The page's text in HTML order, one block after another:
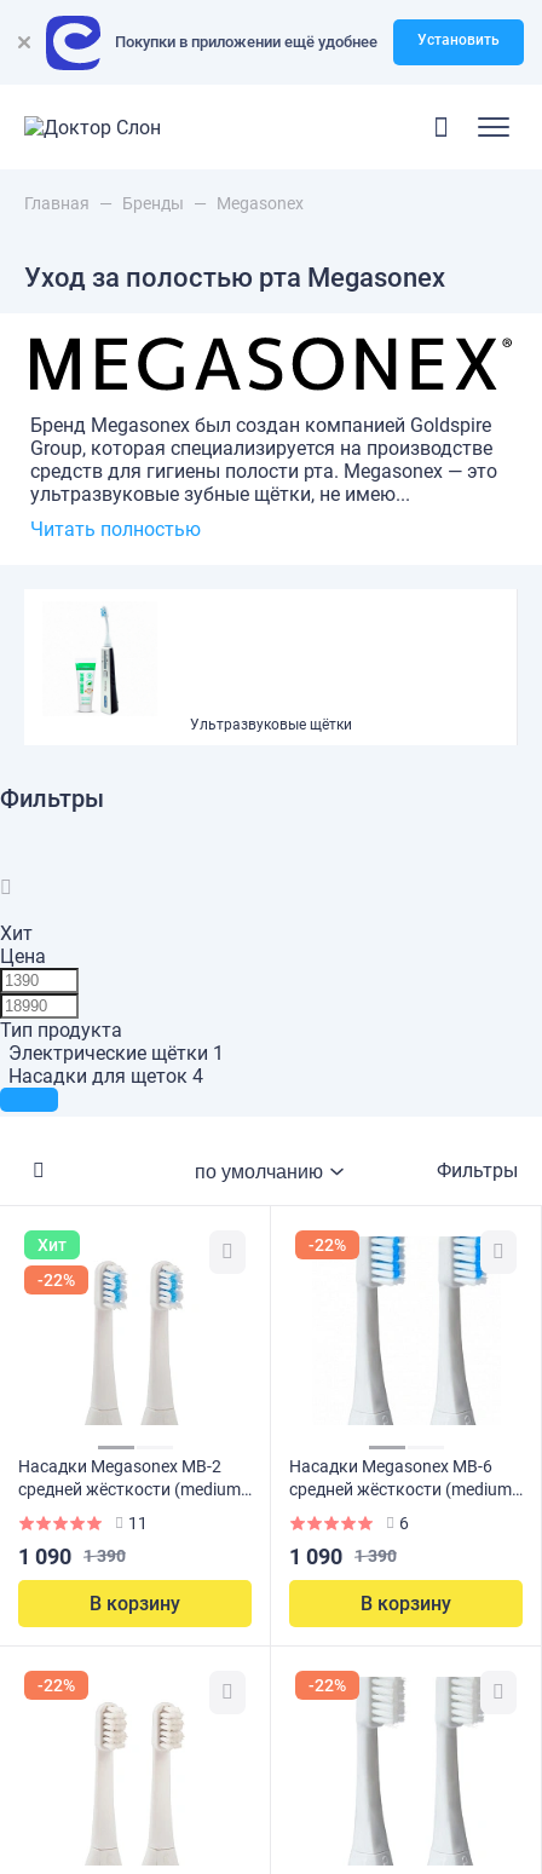
Покупки в приложении ещё удобнее Установить
Главная — Бренды — Megasonex
Уход за полостью рта Megasonex
Бренд Megasonex был создан компанией Goldspire
Group, которая специализируется на производстве
средств для гигиены полости рта. Megasonex — это
ультразвуковые зубные щётки, не имею...
Читать полностью
Ультразвуковые щётки
Фильтры
Хит
Цена
Тип продукта
Электрические щётки 1
Насадки для щеток 4
Фильтры
Хит
-22%
Насадки Megasonex MB-2
средней жёсткости (medium)
2 шт.
11
1 390
1 090
В корзину
-22%
Насадки Megasonex MB-6
средней жёсткости (medium)
2 шт.
6
1 390
1 090
В корзину
-22% -22%